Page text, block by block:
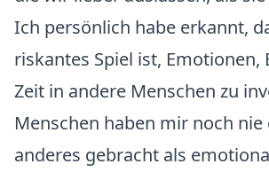
Ich persönlich habe erkannt,
riskantes Spiel ist, Emotionen,
Zeit in andere Menschen zu
Menschen haben mir noch nie
anderes gebracht als